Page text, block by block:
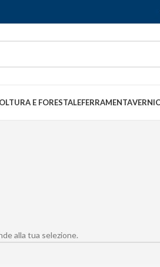
E FORESTALEFERRAMENTA
alla tua selezione.